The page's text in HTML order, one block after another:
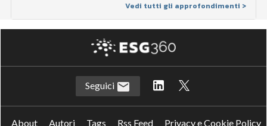
Vedi tutti gli approfondimenti >
Seguici
About Autori Tags Rss Feed Privacy e Cookie Policy